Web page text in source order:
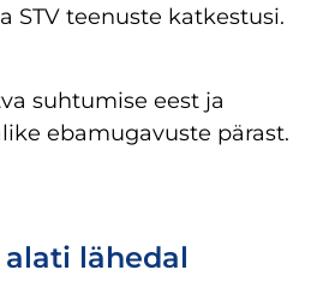
STV teenuste katkestusi.
suhtumise eest ja
ebamugavuste pärast.
lähedal